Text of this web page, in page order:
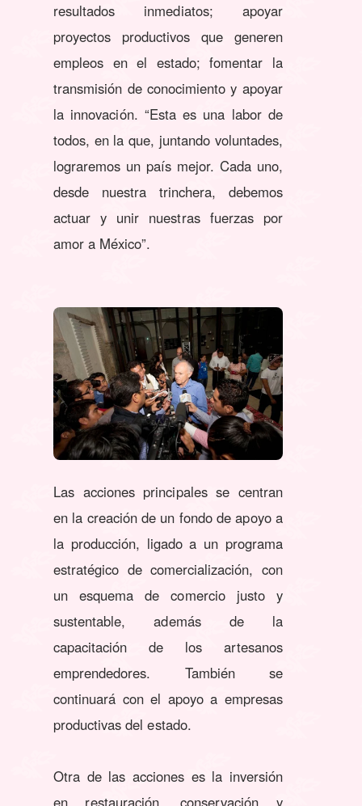
resultados inmediatos; apoyar
proyectos productivos que generen
empleos en el estado; fomentar la
transmisión de conocimiento y apoyar
la innovación. “Esta es una labor de
todos, en la que, juntando voluntades,
lograremos un país mejor. Cada uno,
desde nuestra trinchera, debemos
actuar y unir nuestras fuerzas por
amor a México”.
Las acciones principales se centran
en la creación de un fondo de apoyo a
la producción, ligado a un programa
estratégico de comercialización, con
un esquema de comercio justo y
sustentable, además de la
capacitación de los artesanos
emprendedores. También se
continuará con el apoyo a empresas
productivas del estado.
Otra de las acciones es la inversión